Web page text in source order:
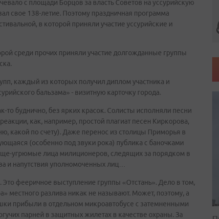
с площади Борцов за власть Советов на уссурийскую
свое 138-летие. Поэтому праздничная программа
в которой приняли участие уссурийские и
среди прочих приняли участие долгожданные группы
каждый из которых получил диплом участника и
бальзама» - визитную карточку города.
то буднично, без ярких красок. Солисты исполняли песни
как, например, простой плагиат песен Киркорова,
какой по счету). Даже перенос из столицы Приморья в
(особенно под звуки рока) публика с баночками
угрюмые лица милиционеров, следящих за порядком в
и напутствия уполномоченных лиц…
фееричное выступление группы «Отстань». Дело в том,
местного разлива никак не называют. Может, поэтому, а
прибыли в отдельном микроавтобусе с затемненными
парней в защитных жилетах в качестве охраны. За